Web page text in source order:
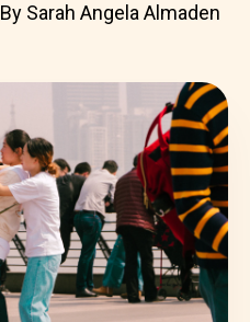
By Sarah Angela Almaden